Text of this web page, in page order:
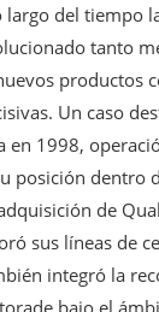
largo del tiempo
tanto
productos
Un caso
en 1998,
posición dentro
de
sus líneas de
integró la